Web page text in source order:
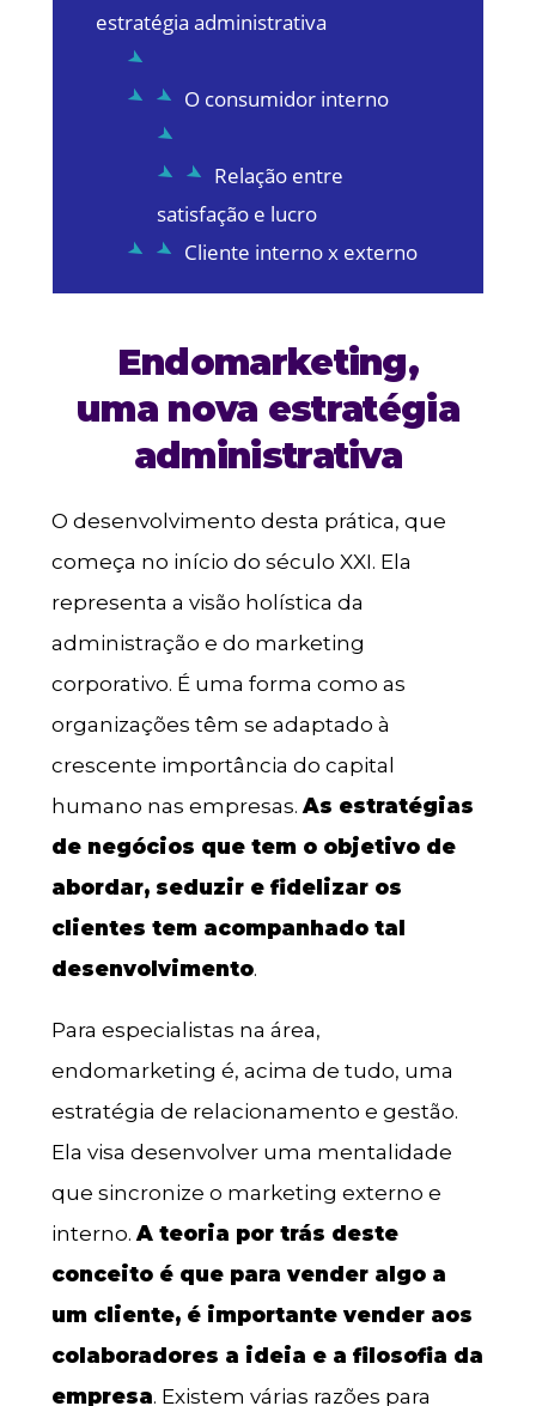
estratégia administrativa
O consumidor interno
Relação entre
satisfação e lucro
Cliente interno x externo
Endomarketing,
uma nova estratégia
administrativa
O desenvolvimento desta prática, que
começa no início do século XXI. Ela
representa a visão holística da
administração e do marketing
corporativo. É uma forma como as
organizações têm se adaptado à
crescente importância do capital
humano nas empresas. As estratégias
de negócios que tem o objetivo de
abordar, seduzir e fidelizar os
clientes tem acompanhado tal
desenvolvimento.
Para especialistas na área,
endomarketing é, acima de tudo, uma
estratégia de relacionamento e gestão.
Ela visa desenvolver uma mentalidade
que sincronize o marketing externo e
interno. A teoria por trás deste
conceito é que para vender algo a
um cliente, é importante vender aos
colaboradores a ideia e a filosofia da
empresa. Existem várias razões para